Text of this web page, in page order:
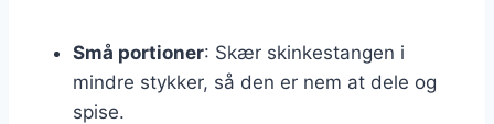
Små portioner: Skær skinkestangen i
mindre stykker, så den er nem at dele og
spise.